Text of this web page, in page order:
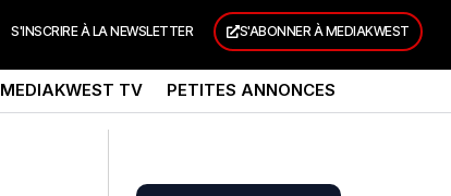
S'INSCRIRE À LA NEWSLETTER S'ABONNER À MEDIAKWEST
MEDIAKWEST TV PETITES ANNONCES